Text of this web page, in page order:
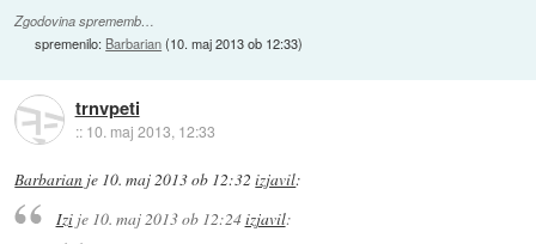
Zgodovina sprememb…
spremenilo: Barbarian(10. maj 2013 ob 12:33)
trnvpeti
:: 10. maj 2013, 12:33
Barbarian je 10. maj 2013 ob 12:32 izjavil:
Izije 10. maj 2013 ob 12:24izjavil: